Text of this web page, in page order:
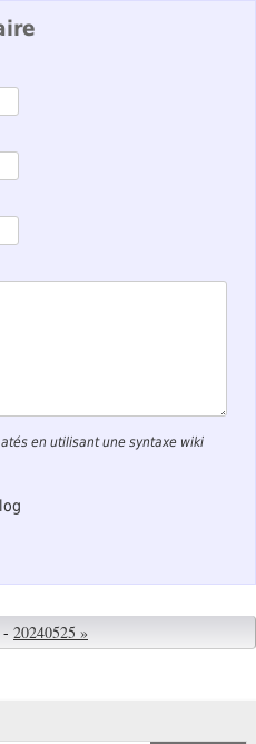
en utilisant une syntaxe wiki
- 20240525 »